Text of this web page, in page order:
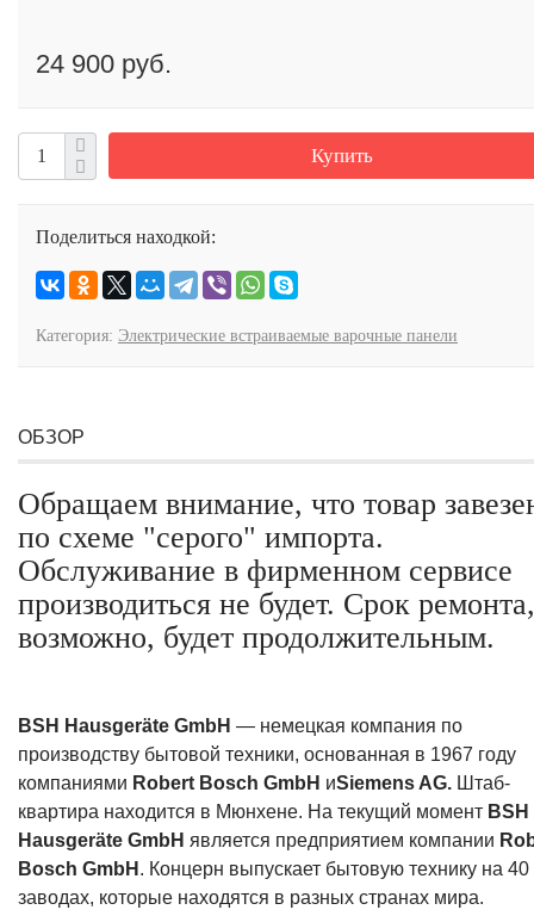
24 900 руб.
Купить
Поделиться находкой:
Категория: Электрические встраиваемые варочные панели
ОБЗОР
Обращаем внимание, что товар
по схеме "серого" импорта.
Обслуживание в фирменном сервисе
производиться не будет. Срок ремонта,
возможно, будет продолжительным.
BSH Hausgeräte GmbH — немецкая компания по
производству бытовой техники, основанная в 1967 году
компаниями Robert Bosch GmbH иSiemens AG. Штаб-
квартира находится в Мюнхене. На текущий момент BSH
Hausgeräte GmbH является предприятием компании
Bosch GmbH . Концерн выпускает бытовую технику на 40
заводах, которые находятся в разных странах мира.